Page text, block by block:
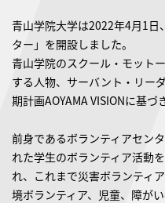
青山学院大学は2022年4月1日
ター」を開設しました。
青山学院のスクール・モット
する人物、サーバント・リー
期計画AOYAMA VISIONに基づ
前身であるボランティアセン
れた学生のボランティア活動
れ、これまで災害ボランティ
境ボランティア、児童、障が